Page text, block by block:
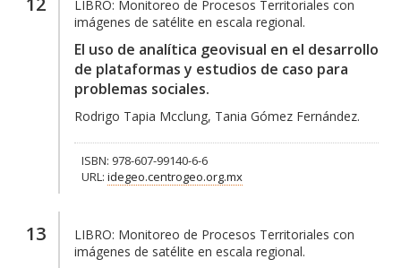
LIBRO: Monitoreo de Procesos Territoriales con
imágenes de satélite en escala regional.
El uso de analítica geovisual en el desarrollo
de plataformas y estudios de caso para
problemas sociales.
Rodrigo Tapia Mcclung, Tania Gómez Fernández.
ISBN: 978-607-99140-6-6
URL: idegeo.centrogeo.org.mx
13 LIBRO: Monitoreo de Procesos Territoriales con
imágenes de satélite en escala regional.